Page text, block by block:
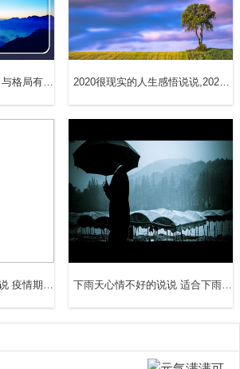
，但是我相信！只要我们团结一致！终
安！
是繁华大道，以后再不嫌人山人海
了，祖国妈妈在尽最大努力让武汉快点
也在努力保护自己，祖国妈妈我们很坚
朋友圈关于格局的说说 与格局有关的说说,做人的格局说说 2020很现实的人生感悟说说,2020年最走心的现实,致自己句子
因为疫情在家无聊的说说 疫情期间无聊宅在家的句子 下雨天心情不好的说说 适合下雨天发朋友圈的伤感说说